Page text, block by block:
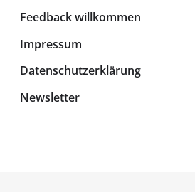
Feedback willkommen
Impressum
Datenschutzerklärung
Newsletter